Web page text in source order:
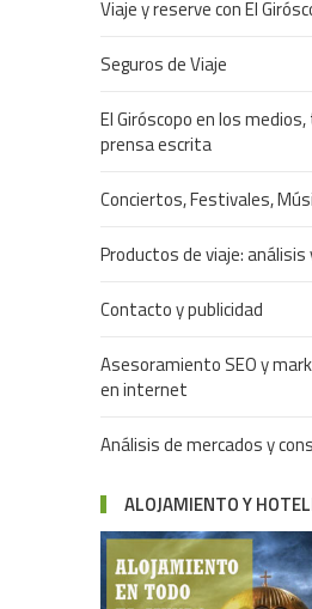
Viaje y reserve con El
Seguros de Viaje
El Giróscopo en los
prensa escrita
Conciertos, Festivales,
Productos de viaje:
Contacto y publicidad
Asesoramiento SEO y
en internet
Análisis de mercados y
ALOJAMIENTO Y